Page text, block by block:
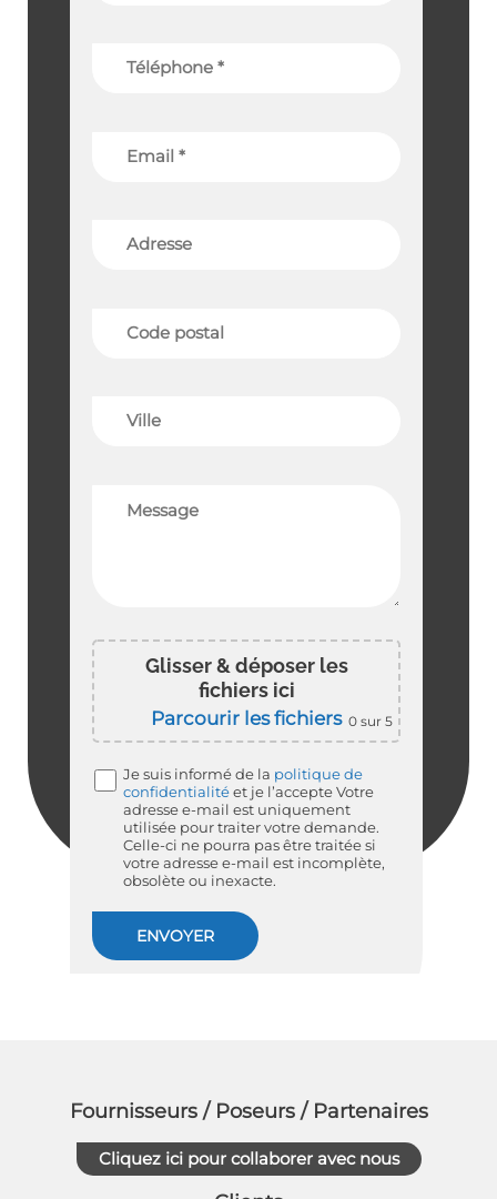
Glisser & déposer les
fichiers ici
Parcourir les fichiers 0 sur 5
Je suis informé de la politique de
confidentialitéet je l’accepteVotre
adresse e-mail est uniquement
utilisée pour traiter votre demande.
Celle-ci ne pourra pas être traitée si
votre adresse e-mail est incomplète,
obsolète ou inexacte.
Fournisseurs / Poseurs / Partenaires
Cliquez ici pour collaborer avec nous